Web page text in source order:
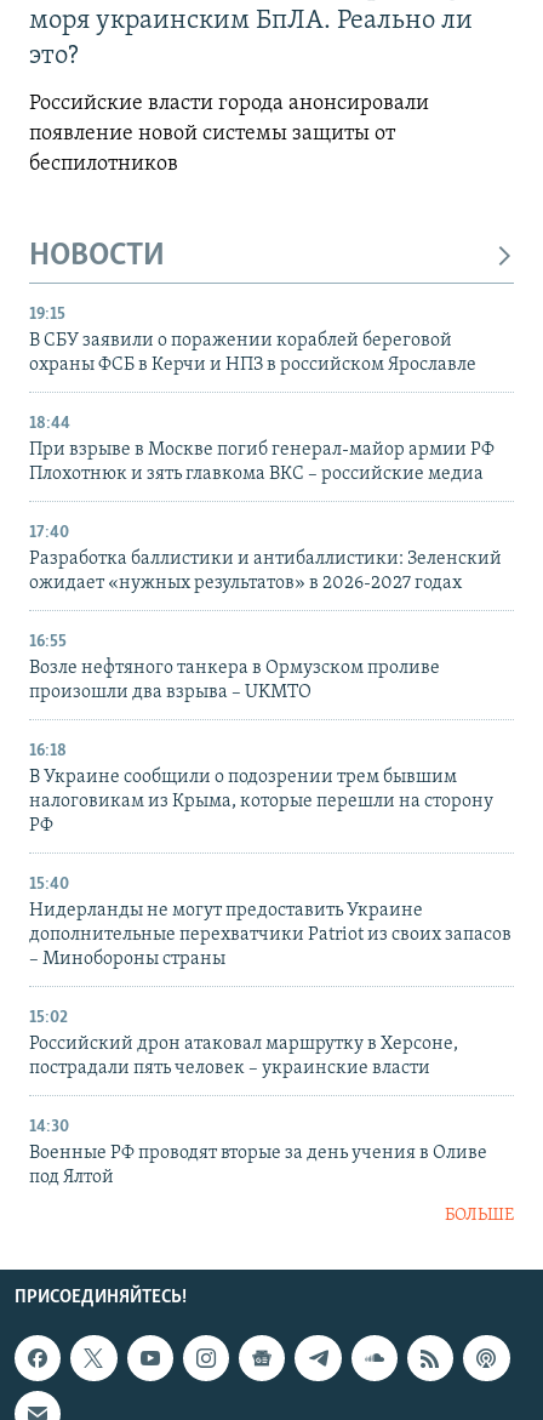
моря украинским БпЛА. Реально ли
это?
Российские власти города анонсировали
появление новой системы защиты от
беспилотников
НОВОСТИ
19:15
В СБУ заявили о поражении кораблей береговой
охраны ФСБ в Керчи и НПЗ в российском Ярославле
18:44
При взрыве в Москве погиб генерал-майор армии РФ
Плохотнюк и зять главкома ВКС – российские медиа
17:40
Разработка баллистики и антибаллистики: Зеленский
ожидает «нужных результатов» в 2026-2027 годах
16:55
Возле нефтяного танкера в Ормузском проливе
произошли два взрыва – UKMTO
16:18
В Украине сообщили о подозрении трем бывшим
налоговикам из Крыма, которые перешли на сторону
РФ
15:40
Нидерланды не могут предоставить Украине
дополнительные перехватчики Patriot из своих запасов
– Минобороны страны
15:02
Российский дрон атаковал маршрутку в Херсоне,
пострадали пять человек – украинские власти
14:30
Военные РФ проводят вторые за день учения в Оливе
под Ялтой
БОЛЬШЕ
ПРИСОЕДИНЯЙТЕСЬ!